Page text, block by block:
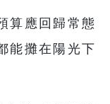
算應回歸常態
能攤在陽光下